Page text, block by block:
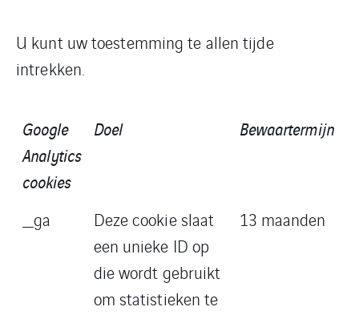
U kunt uw toestemming te allen tijde
intrekken.
Google
Analytics
cookies
Doel Bewaartermijn
_ga
Deze cookie slaat
een unieke ID op
die wordt gebruikt
om statistieken te
13 maanden